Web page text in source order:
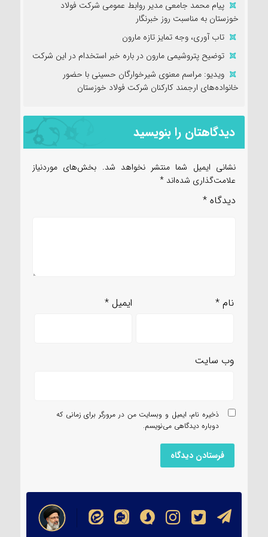
پیام محمد جامعی مدیر روابط عمومی شرکت فولاد
خوزستان به مناسبت روز خبرنگار
تاب آوری، وجه تمایز تازه مارون
توضیح پتروشیمی مارون در باره خبر استخدام در این شرکت
ویدیو: مراسم معنوی شیرخوارگان حسینی با حضور
خانواده‌های ارجمند کارکنان شرکت فولاد خوزستان
دیدگاهتان را بنویسید
نشانی ایمیل شما منتشر نخواهد شد. بخش‌های موردنیاز
علامت‌گذاری شده‌اند *
دیدگاه *
نام* ایمیل*
وب‌ سایت
ذخیره نام، ایمیل و وبسایت من در مرورگر برای زمانی که
دوباره دیدگاهی می‌نویسم.